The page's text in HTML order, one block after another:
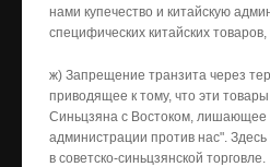
нами купечество и китайскую
специфических китайских
ж) Запрещение транзита через
приводящее к тому, что эти
Синьцзяна с Востоком, лишающее
администрации против нас".
в советско-синьцзянской торговле.